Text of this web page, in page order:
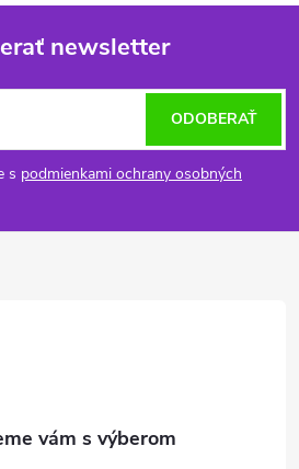
newsletter
s podmienkami ochrany osobných
ODOBERAŤ